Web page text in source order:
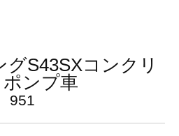
グS43SXコンクリ
ポンプ車
951